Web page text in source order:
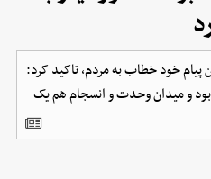
پیام خود خطاب به مردم، تاکید کرد:
و میدان وحدت و انسجام هم یک